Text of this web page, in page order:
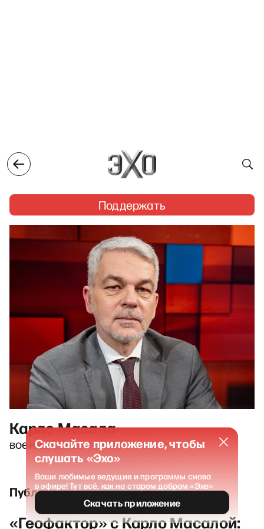
Поддержать
Карло Масала
военный аналитик, политолог
Публикации и выпуски
«Геофактор» с Карло Масалой:
Скачайте приложение, чтобы
слушать «Эхо»
Ваши любимые ведущие и программы снова
в эфире! Тут всё, как на старом добром «Эхе»
Скачать приложение